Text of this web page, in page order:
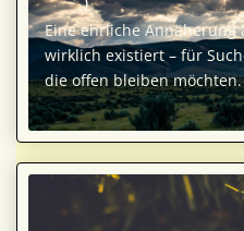
Eine ehrliche Annäherung
wirklich existiert – für
die offen bleiben möchten.